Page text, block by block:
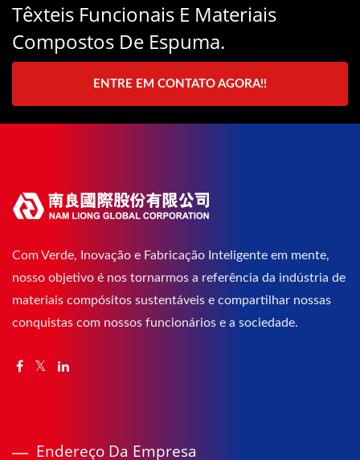
Têxteis Funcionais E Materiais
Compostos De Espuma.
ENTRE EM CONTATO AGORA!!
Com Verde, Inovação e Fabricação Inteligente em mente,
nosso objetivo é nos tornarmos a referência da indústria de
materiais compósitos sustentáveis e compartilhar nossas
conquistas com nossos funcionários e a sociedade.
Endereço Da Empresa